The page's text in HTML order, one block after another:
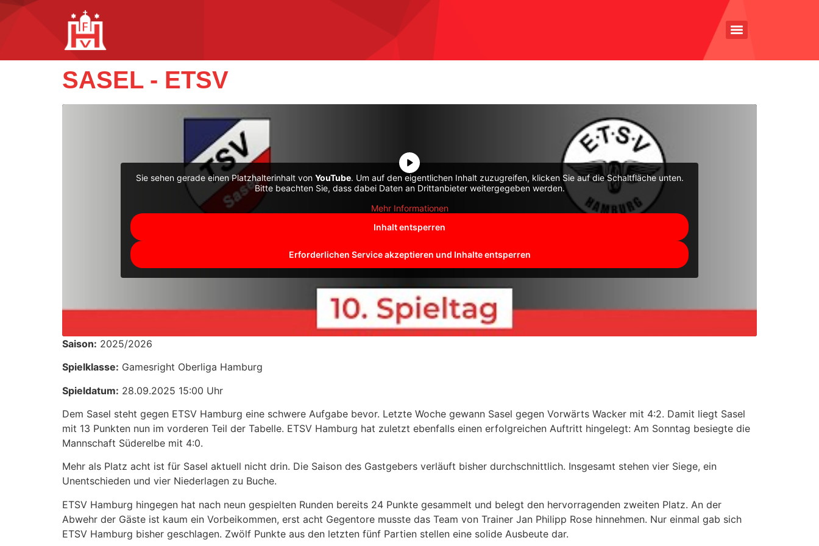
SASEL - ETSV
Sie sehen gerade einen Platzhalterinhalt von YouTube. Um auf den eigentlichen Inhalt zuzugreifen, klicken Sie auf die Schaltfläche unten.
Bitte beachten Sie, dass dabei Daten an Drittanbieter weitergegeben werden.
Mehr Informationen
Inhalt entsperren
Erforderlichen Service akzeptieren und Inhalte entsperren
Saison: 2025/2026
Spielklasse: Gamesright Oberliga Hamburg
Spieldatum: 28.09.2025 15:00 Uhr
Dem Sasel steht gegen ETSV Hamburg eine schwere Aufgabe bevor. Letzte Woche gewann Sasel gegen Vorwärts Wacker mit 4:2. Damit liegt Sasel
mit 13 Punkten nun im vorderen Teil der Tabelle. ETSV Hamburg hat zuletzt ebenfalls einen erfolgreichen Auftritt hingelegt: Am Sonntag besiegte die
Mannschaft Süderelbe mit 4:0.
Mehr als Platz acht ist für Sasel aktuell nicht drin. Die Saison des Gastgebers verläuft bisher durchschnittlich. Insgesamt stehen vier Siege, ein
Unentschieden und vier Niederlagen zu Buche.
ETSV Hamburg hingegen hat nach neun gespielten Runden bereits 24 Punkte gesammelt und belegt den hervorragenden zweiten Platz. An der
Abwehr der Gäste ist kaum ein Vorbeikommen, erst acht Gegentore musste das Team von Trainer Jan Philipp Rose hinnehmen. Nur einmal gab sich
ETSV Hamburg bisher geschlagen. Zwölf Punkte aus den letzten fünf Partien stellen eine solide Ausbeute dar.